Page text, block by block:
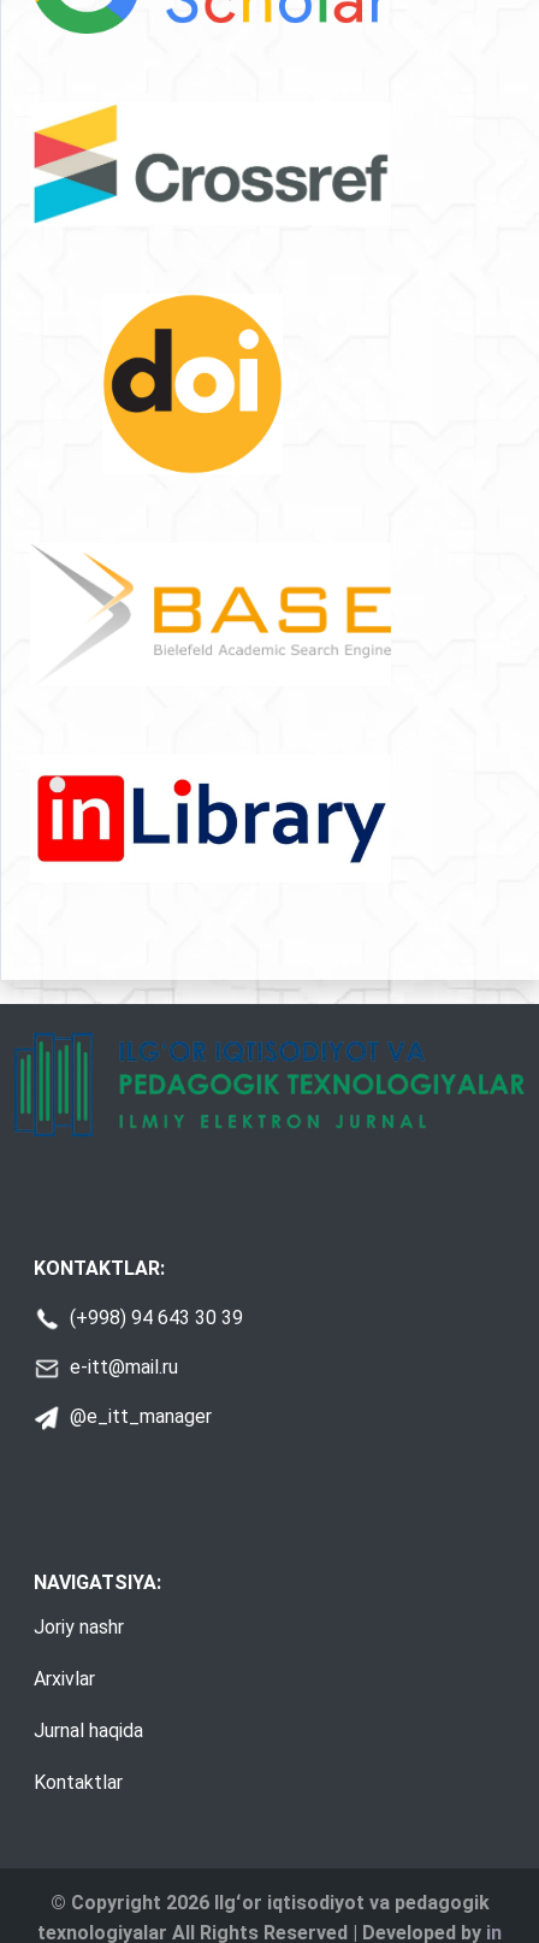
KONTAKTLAR:
(+998) 94 643 30 39
e-itt@mail.ru
@e_itt_manager
NAVIGATSIYA:
Joriy nashr
Arxivlar
Jurnal haqida
Kontaktlar
© Copyright 2026 Ilgʻor iqtisodiyot va pedagogik
texnologiyalar All Rights Reserved | Developed by in